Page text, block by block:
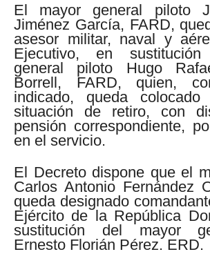
El mayor general piloto
Jiménez García, FARD,
asesor militar, naval y
Ejecutivo, en
general piloto Hugo
Borrell, FARD, quien,
indicado, queda
situación de retiro, con
pensión correspondiente,
en el servicio.
El Decreto dispone que el
Carlos Antonio Fernández
queda designado
Ejército de la República
sustitución del mayor
Ernesto Florián Pérez. ERD.